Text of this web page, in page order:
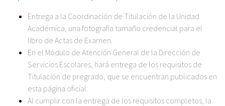
Entrega a la Coordinación de Titulación de la Unidad
Académica, una fotografía tamaño credencial para el
libro de Actas de Examen.
En el Módulo de Atención General de la Dirección de
Servicios Escolares, hará entrega de los requisitos de
Titulación de pregrado, que se encuentran publicados en
esta página oficial.
Al cumplir con la entrega de los requisitos completos, la